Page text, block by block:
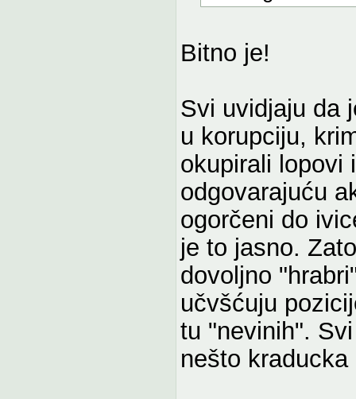
Bitno je!
Svi uvidjaju da
u korupciju,
okupirali lopovi
odgovarajuću
ogorčeni do
je to jasno.
dovoljno
učvšćuju
tu "nevinih".
nešto